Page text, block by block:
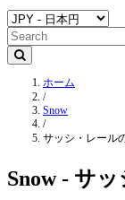
ホーム
/
Snow
/
サッシ・レール
Snow - サ